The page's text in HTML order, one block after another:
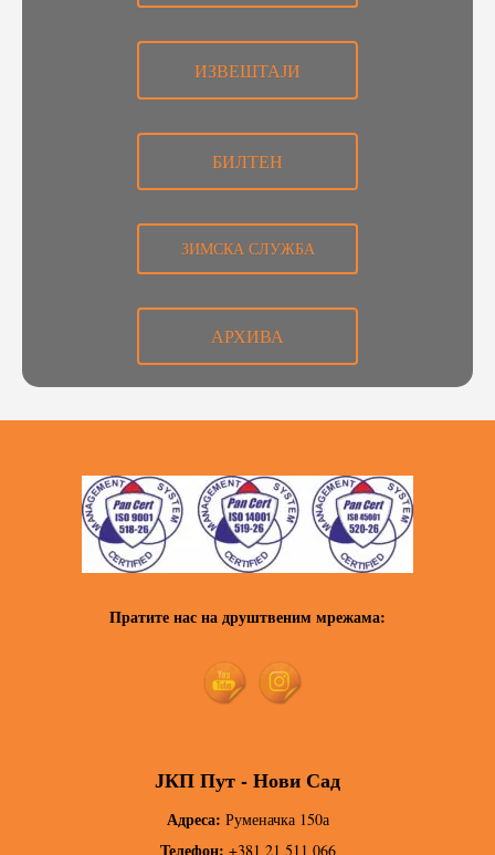
ИЗВЕШТАЈИ
БИЛТЕН
ЗИМСКА СЛУЖБА
АРХИВА
Пратите нас на друштвеним мрежама:
ЈКП Пут - Нови Сад
Адреса: Руменачка 150а
Телефон: +381 21 511 066